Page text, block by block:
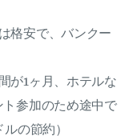
格安で、バンクー
が1ヶ月、ホテルな
参加のため途中で
の節約）